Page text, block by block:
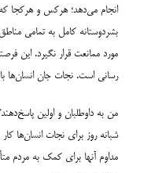
انجام می­‌دهد؛ هرکس و هرکجا
بشردوستانه کامل به تمامی مناطق
مورد ممانعت قرار نگیرد. این
رسانی است. نجات جان انسان‌­ها
من به داوطلبان و اولین
شبانه روز برای نجات انسان‌­ها
مداوم آنها برای کمک به مردم